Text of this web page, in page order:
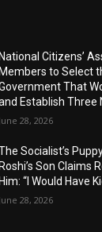
Citizens’
to Select
That
Establish Three
June 28, 2026
Socialist’s
Son Claims
“I Would Have
June 28, 2026